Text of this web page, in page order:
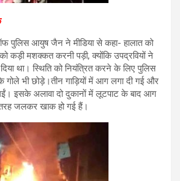
पुलिस आयुष जैन ने मीडिया से कहा- हालात को
कड़ी मशक्कत करनी पड़ी, क्योंकि उपद्रवियों ने
था। स्थिति को नियंत्रित करने के लिए पुलिस
भी छोड़े।तीन गाड़ियों में आग लगा दी गई और
इसके अलावा दो दुकानों में लूटपाट के बाद आग
तरह जलकर खाक हो गई हैं।